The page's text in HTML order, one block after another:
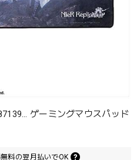
ゲーミングマウスパッド
料の翌月払いでOK